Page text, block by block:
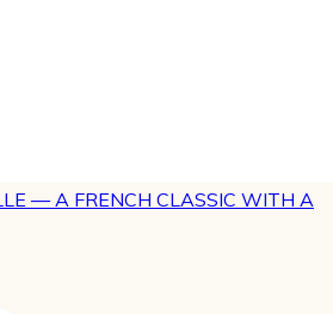
— A FRENCH CLASSIC WITH A